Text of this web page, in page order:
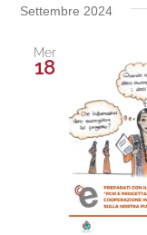
Progetti
In rete con
la
Settembre 2024
Mer
18